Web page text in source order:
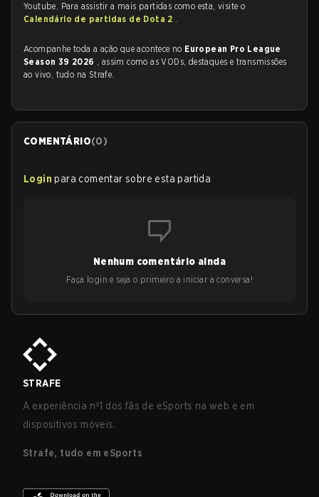
Youtube. Para assistir a mais partidas como esta, visite o
Calendário de partidas de Dota 2 .
Acompanhe toda a ação que acontece no European Pro League
Season 39 2026 , assim como as VODs, destaques e transmissões
ao vivo, tudo na Strafe.
COMENTÁRIO(0)
Login para comentar sobre esta partida
Nenhum comentário ainda
Faça login e seja o primeiro a iniciar a conversa!
STRAFE
A experiência nº1 dos fãs de eSports na web e em
dispositivos móveis.
Strafe, tudo em eSports